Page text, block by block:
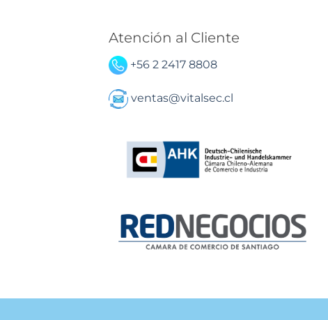
Atención al Cliente
+56 2 2417 8808
ventas@vitalsec.cl